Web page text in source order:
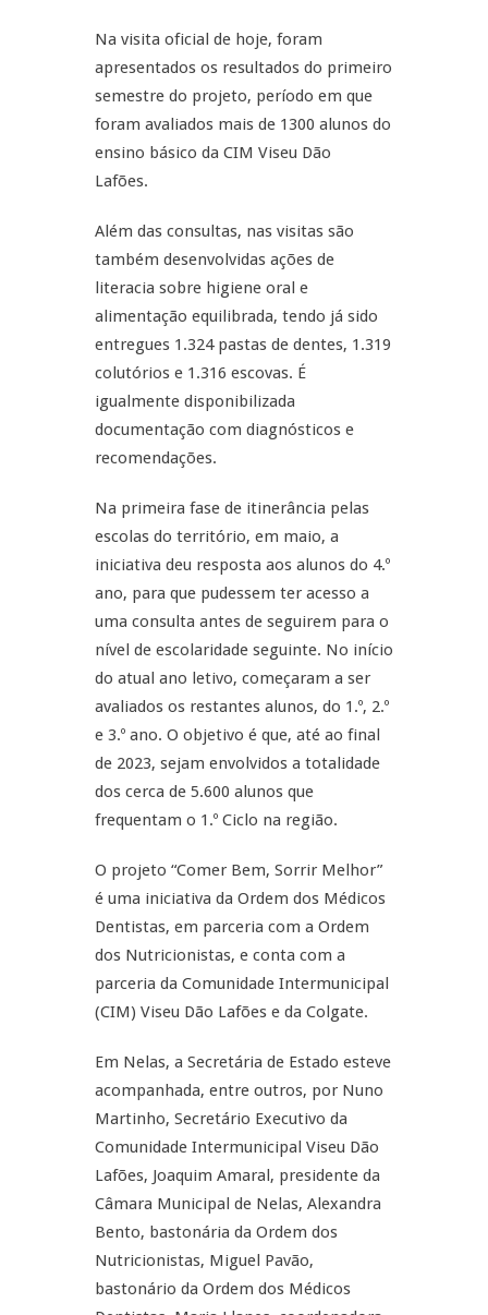
Na visita oficial de hoje, foram
apresentados os resultados do primeiro
semestre do projeto, período em que
foram avaliados mais de 1300 alunos do
ensino básico da CIM Viseu Dão
Lafões.
Além das consultas, nas visitas são
também desenvolvidas ações de
literacia sobre higiene oral e
alimentação equilibrada, tendo já sido
entregues 1.324 pastas de dentes, 1.319
colutórios e 1.316 escovas. É
igualmente disponibilizada
documentação com diagnósticos e
recomendações.
Na primeira fase de itinerância pelas
escolas do território, em maio, a
iniciativa deu resposta aos alunos do 4.º
ano, para que pudessem ter acesso a
uma consulta antes de seguirem para o
nível de escolaridade seguinte. No início
do atual ano letivo, começaram a ser
avaliados os restantes alunos, do 1.º, 2.º
e 3.º ano. O objetivo é que, até ao final
de 2023, sejam envolvidos a totalidade
dos cerca de 5.600 alunos que
frequentam o 1.º Ciclo na região.
O projeto “Comer Bem, Sorrir Melhor”
é uma iniciativa da Ordem dos Médicos
Dentistas, em parceria com a Ordem
dos Nutricionistas, e conta com a
parceria da Comunidade Intermunicipal
(CIM) Viseu Dão Lafões e da Colgate.
Em Nelas, a Secretária de Estado esteve
acompanhada, entre outros, por Nuno
Martinho, Secretário Executivo da
Comunidade Intermunicipal Viseu Dão
Lafões, Joaquim Amaral, presidente da
Câmara Municipal de Nelas, Alexandra
Bento, bastonária da Ordem dos
Nutricionistas, Miguel Pavão,
bastonário da Ordem dos Médicos